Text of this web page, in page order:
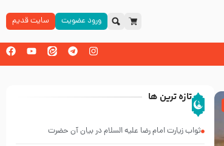
ورود عضویت سایت قدیم
تازه ترین ها
ثواب زیارت امام رضا علیه السلام در بیان آن حضرت